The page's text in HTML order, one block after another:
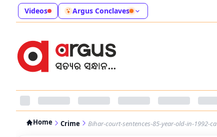
Videos Argus Conclaves
Home Crime Bihar-court-sentences-85-year-old-in-1992-ca